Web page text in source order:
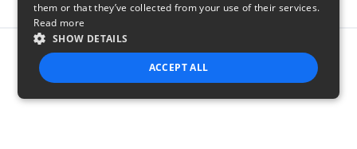
Report this product
them or that they’ve collected from your use of their services.
Read more
SHOW DETAILS
ACCEPT ALL
STRICTLY NECESSARY PERFORMANCE